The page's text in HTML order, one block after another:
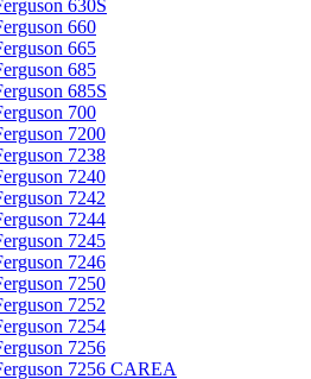
630S
660
665
685
685S
700
7200
7238
7240
7242
7244
7245
7246
7250
7252
7254
7256
7256 CAREA